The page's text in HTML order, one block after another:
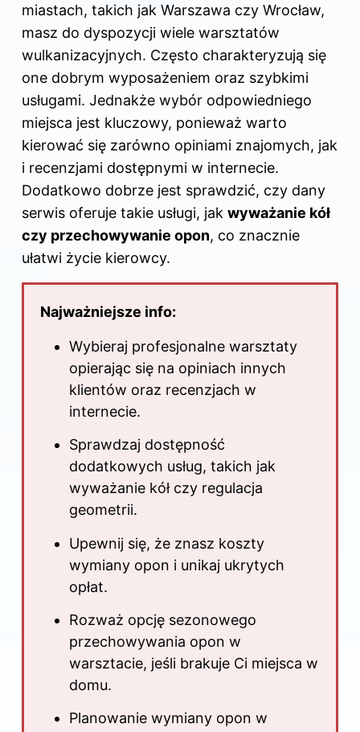
miastach, takich jak Warszawa czy Wrocław,
masz do dyspozycji wiele warsztatów
wulkanizacyjnych. Często charakteryzują się
one dobrym wyposażeniem oraz szybkimi
usługami. Jednakże wybór odpowiedniego
miejsca jest kluczowy, ponieważ warto
kierować się zarówno opiniami znajomych, jak
i recenzjami dostępnymi w internecie.
Dodatkowo dobrze jest sprawdzić, czy dany
serwis oferuje takie usługi, jak wyważanie kół
czy przechowywanie opon, co znacznie
ułatwi życie kierowcy.
Najważniejsze info:
Wybieraj profesjonalne warsztaty
opierając się na opiniach innych
klientów oraz recenzjach w
internecie.
Sprawdzaj dostępność
dodatkowych usług, takich jak
wyważanie kół czy regulacja
geometrii.
Upewnij się, że znasz koszty
wymiany opon i unikaj ukrytych
opłat.
Rozważ opcję sezonowego
przechowywania opon w
warsztacie, jeśli brakuje Ci miejsca w
domu.
Planowanie wymiany opon w